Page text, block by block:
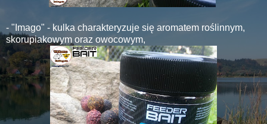
- "Imago" - kulka charakteryzuje się aromatem roślinnym,
skorupiakowym oraz owocowym,